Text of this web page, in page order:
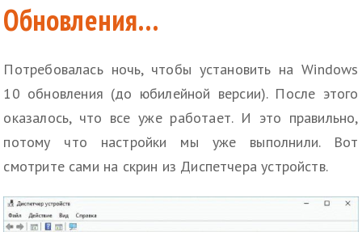
Обновления…
Потребовалась ночь, чтобы установить на Windows
10 обновления (до юбилейной версии). После этого
оказалось, что все уже работает. И это правильно,
потому что настройки мы уже выполнили. Вот
смотрите сами на скрин из Диспетчера устройств.